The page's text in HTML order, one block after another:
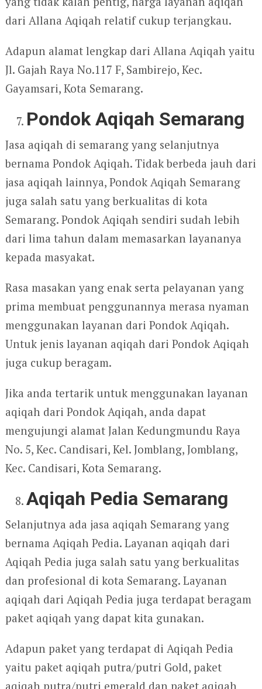
dari Allana Aqiqah relatif cukup terjangkau.
Adapun alamat lengkap dari Allana Aqiqah yaitu
Jl. Gajah Raya No.117 F, Sambirejo, Kec.
Gayamsari, Kota Semarang.
Pondok Aqiqah Semarang
Jasa aqiqah di semarang yang selanjutnya
bernama Pondok Aqiqah. Tidak berbeda jauh dari
jasa aqiqah lainnya, Pondok Aqiqah Semarang
juga salah satu yang berkualitas di kota
Semarang. Pondok Aqiqah sendiri sudah lebih
dari lima tahun dalam memasarkan layananya
kepada masyakat.
Rasa masakan yang enak serta pelayanan yang
prima membuat penggunannya merasa nyaman
menggunakan layanan dari Pondok Aqiqah.
Untuk jenis layanan aqiqah dari Pondok Aqiqah
juga cukup beragam.
Jika anda tertarik untuk menggunakan layanan
aqiqah dari Pondok Aqiqah, anda dapat
mengujungi alamat Jalan Kedungmundu Raya
No. 5, Kec. Candisari, Kel. Jomblang, Jomblang,
Kec. Candisari, Kota Semarang.
Aqiqah Pedia Semarang
Selanjutnya ada jasa aqiqah Semarang yang
bernama Aqiqah Pedia. Layanan aqiqah dari
Aqiqah Pedia juga salah satu yang berkualitas
dan profesional di kota Semarang. Layanan
aqiqah dari Aqiqah Pedia juga terdapat beragam
paket aqiqah yang dapat kita gunakan.
Adapun paket yang terdapat di Aqiqah Pedia
yaitu paket aqiqah putra/putri Gold, paket
aqiqah putra/putri emerald dan paket aqiqah